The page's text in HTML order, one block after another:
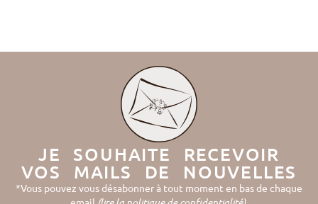
JE SOUHAITE RECEVOIR
VOS MAILS DE NOUVELLES
*Vous pouvez vous désabonner à tout moment en bas de chaque